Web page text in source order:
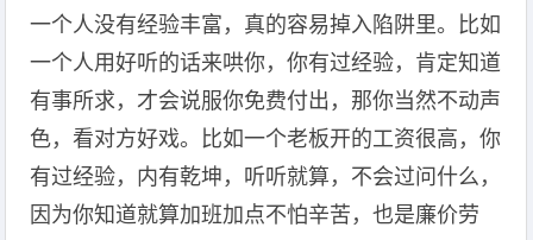
一个人没有经验丰富，真的容易掉入陷阱里。比如
一个人用好听的话来哄你，你有过经验，肯定知道
有事所求，才会说服你免费付出，那你当然不动声
色，看对方好戏。比如一个老板开的工资很高，你
有过经验，内有乾坤，听听就算，不会过问什么，
因为你知道就算加班加点不怕辛苦，也是廉价劳